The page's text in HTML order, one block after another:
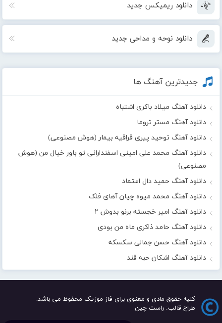
دانلود ریمیکس جدید
دانلود نوحه و مداحی جدید
جدیدترین آهنگ ها
دانلود آهنگ میلاد باکری اشتباه
دانلود آهنگ مستر تروما
دانلود آهنگ توحید پیری قراقیه بیمار (هوش مصنوعی)
دانلود آهنگ محمد علی امینی اسفندارانی تو باور خیال من (هوش
مصنوعی)
دانلود آهنگ حمید دال اعتماد
دانلود آهنگ محمد میوه چیان آهای فلک
دانلود آهنگ امیر خجسته برنو بدوش ۲
دانلود آهنگ حامد ذاکری ماه من بودی
دانلود آهنگ حسن جمالی سکسکه
دانلود آهنگ اشکان حبه قند
کلیه حقوق مادی و معنوی برای فاز موزیک محفوظ می باشد.
طراح قالب: راست چین